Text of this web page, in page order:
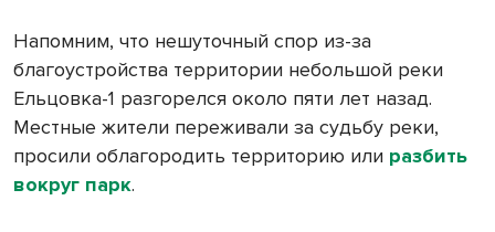
Напомним, что нешуточный спор из-за
благоустройства территории небольшой реки
Ельцовка-1 разгорелся около пяти лет назад.
Местные жители переживали за судьбу реки,
просили облагородить территорию или разбить
вокруг парк.